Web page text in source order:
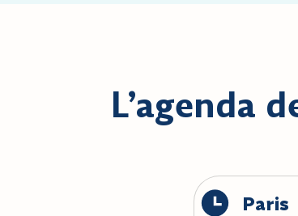
L’agenda
Paris